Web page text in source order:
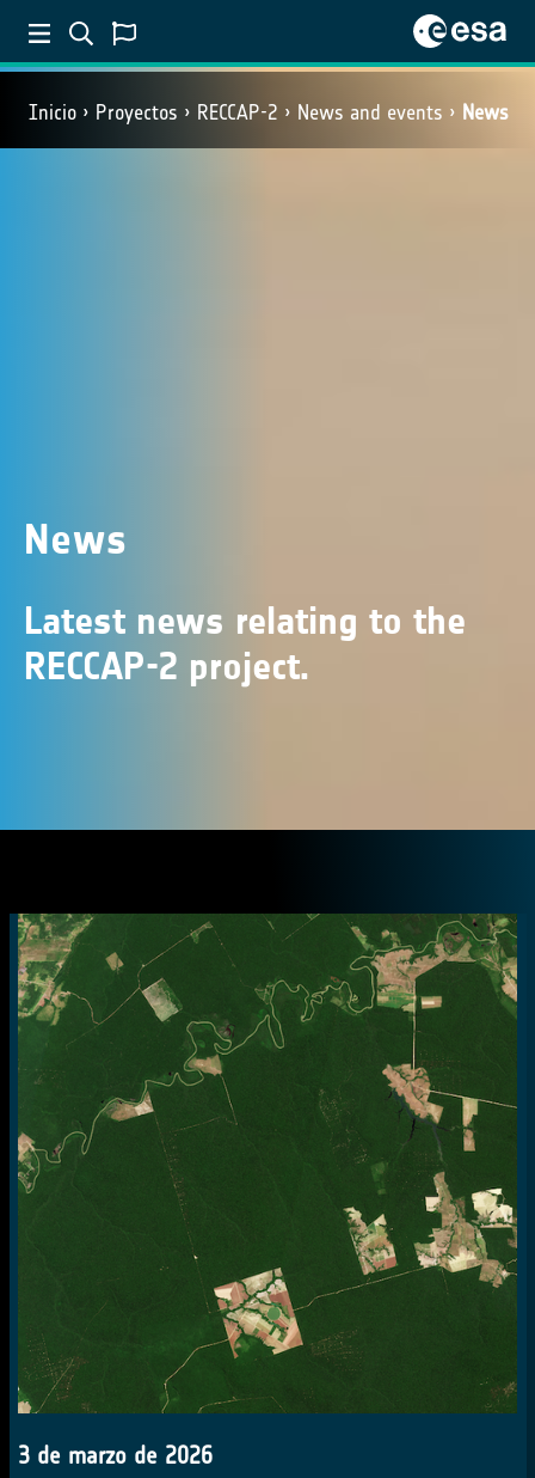
Inicio Proyectos RECCAP-2 News and events News
News
Latest news relating to the
RECCAP-2 project.
3 de marzo de 2026